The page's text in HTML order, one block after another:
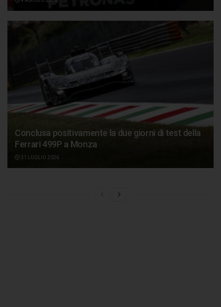
Conclusa positivamente la due giorni di test della
Ferrari 499P a Monza
31 LUGLIO 2026